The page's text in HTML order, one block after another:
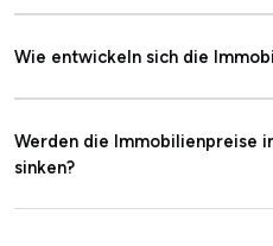
Wie entwickeln sich die
Werden die Immobilienpreise
sinken?